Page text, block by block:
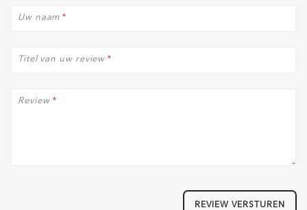
*
Uw naam
*
Titel van uw review
*
Review
REVIEW VERSTUREN